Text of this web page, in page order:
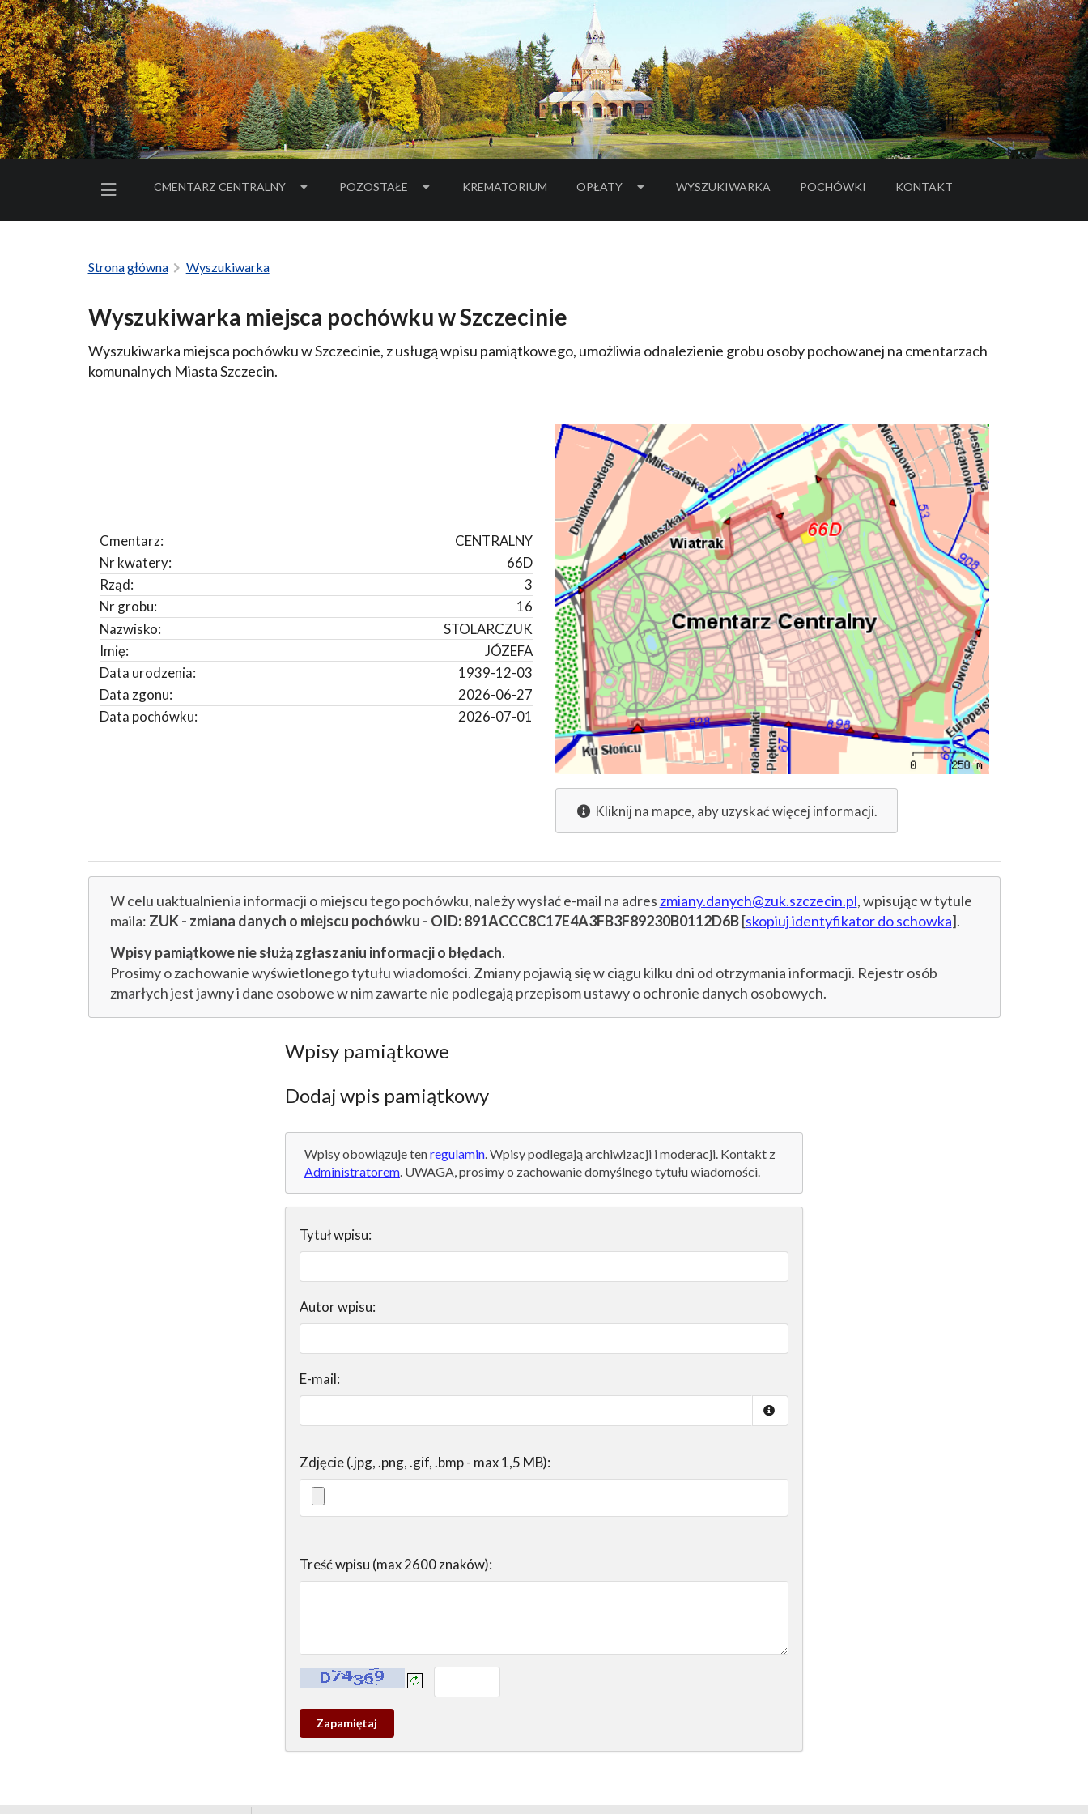
MENU BOCZNE
CMENTARZ CENTRALNY POZOSTAŁE KREMATORIUM OPŁATY WYSZUKIWARKA POCHÓWKI
- LINK DO SERWISU ZEWNĘTRZNEGO
KONTAKT
Strona główna Wyszukiwarka
Wyszukiwarka miejsca pochówku w Szczecinie
Wyszukiwarka miejsca pochówku w Szczecinie, z usługą wpisu pamiątkowego, umożliwia odnalezienie grobu osoby pochowanej na cmentarzach
komunalnych Miasta Szczecin.
CENTRALNY
Cmentarz:
66D
Nr kwatery:
3
Rząd:
16
Nr grobu:
STOLARCZUK
Nazwisko:
JÓZEFA
Imię:
1939-12-03
Data urodzenia:
2026-06-27
Data zgonu:
2026-07-01
Data pochówku:
Kliknij na mapce, aby uzyskać więcej informacji.
W celu uaktualnienia informacji o miejscu tego pochówku, należy wysłać e-mail na adres zmiany.danych@zuk.szczecin.pl, wpisując w tytule
maila: ZUK - zmiana danych o miejscu pochówku - OID: 891ACCC8C17E4A3FB3F89230B0112D6B[skopiuj identyfikator do schowka].
Wpisy pamiątkowe nie służą zgłaszaniu informacji o błędach.
Prosimy o zachowanie wyświetlonego tytułu wiadomości. Zmiany pojawią się w ciągu kilku dni od otrzymania informacji. Rejestr osób
zmarłych jest jawny i dane osobowe w nim zawarte nie podlegają przepisom ustawy o ochronie danych osobowych.
Wpisy pamiątkowe
Dodaj wpis pamiątkowy
Wpisy obowiązuje tenregulamin . Wpisy podlegają archiwizacji i moderacji. Kontakt z
Administratorem . UWAGA, prosimy o zachowanie domyślnego tytułu wiadomości.
Tytuł wpisu:
Autor wpisu:
E-mail:
Zdjęcie (.jpg, .png, .gif, .bmp - max 1,5 MB):
Treść wpisu (max 2600 znaków):
Kontrola - wprowadź tekst z obrazka:
Zapamietaj
wpis